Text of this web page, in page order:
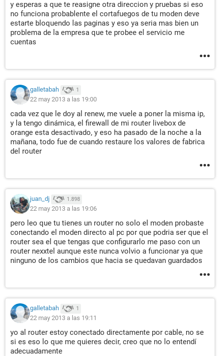
y esperas a que te reasigne otra direccion y pruebas si eso
no funciona probablente el cortafuegos de tu moden deve
estarte bloquendo las paginas y eso ya seria mas bien un
problema de la empresa que te probee el servicio me
cuentas
galletabah 1
22 may 2013 a las 19:00
cada vez que le doy al renew, me vuele a poner la misma ip,
y la tengo dinámica, el firewall de mi router livebox de
orange esta desactivado, y eso ha pasado de la noche a la
mañana, todo fue de cuando restaure los valores de fabrica
del router
juan_dj 1.898
22 may 2013 a las 19:06
pero leo que tu tienes un router no solo el moden probaste
conectando el moden directo al pc por que podria ser que el
router sea el que tengas que configurarlo me paso con un
router nexxtel aunque este nunca volvio a funcionar ya que
ninguno de los cambios que hacia se quedavan guardados
galletabah 1
22 may 2013 a las 19:11
yo al router estoy conectado directamente por cable, no se
si es eso lo que me quieres decir, creo que no lo entendí
adecuadamente